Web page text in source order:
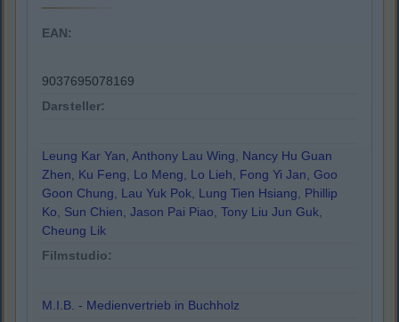
EAN:
9037695078169
Darsteller:
Leung Kar Yan, Anthony Lau Wing, Nancy Hu Guan
Zhen, Ku Feng, Lo Meng, Lo Lieh, Fong Yi Jan, Goo
Goon Chung, Lau Yuk Pok, Lung Tien Hsiang, Phillip
Ko, Sun Chien, Jason Pai Piao, Tony Liu Jun Guk,
Cheung Lik
Filmstudio:
M.I.B. - Medienvertrieb in Buchholz